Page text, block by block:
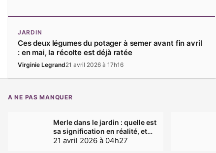
JARDIN
Ces deux légumes du potager à semer avant fin avril
: en mai, la récolte est déjà ratée
Virginie Legrand21 avril 2026 à 17h16
A NE PAS MANQUER
Merle dans le jardin : quelle est
sa signification en réalité, et
pourquoi sa présence intrigue
21 avril 2026 à 04h27